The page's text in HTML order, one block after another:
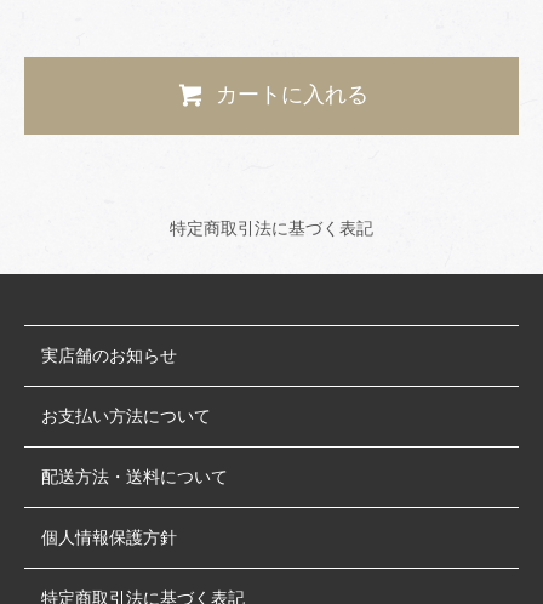
カートに入れる
特定商取引法に基づく表記
実店舗のお知らせ
お支払い方法について
配送方法・送料について
個人情報保護方針
特定商取引法に基づく表記